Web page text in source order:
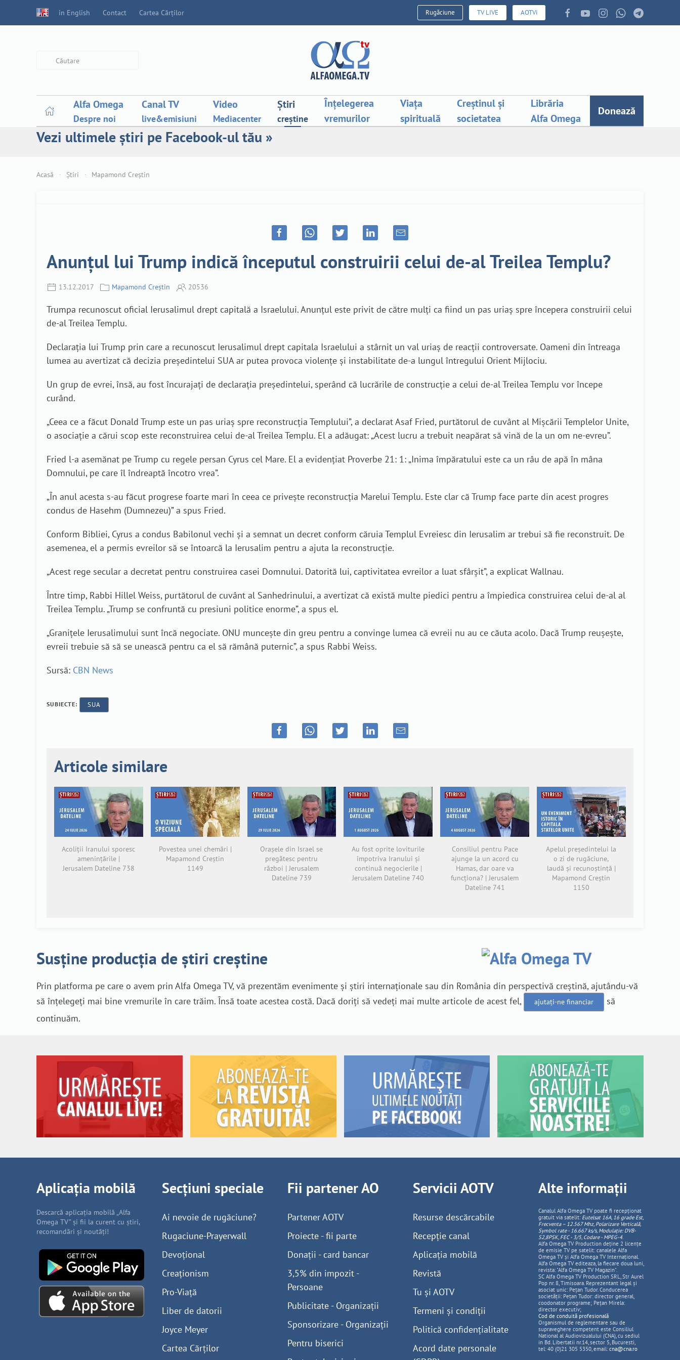
in English Contact Cartea Cărților Rugăciune TV LIVE AOTVi
Alfa Omega
Despre noi
Canal TV
live&emisiuni
Video
Mediacenter
Știri
creștine
Înțelegerea
vremurilor
Viața
spirituală
Creștinul și
societatea
Librăria
Alfa Omega
Donează
Vezi ultimele știri pe Facebook-ul tău »
Acasă Știri Mapamond Creștin
Anunțul lui Trump indică începutul construirii celui de-al Treilea Templu?
13.12.2017 Mapamond Creștin 20536
Trumpa recunoscut oficial Ierusalimul drept capitală a Israelului. Anunțul este privit de către mulți ca fiind un pas uriaș spre începera construirii celui
de-al Treilea Templu.
Declarația lui Trump prin care a recunoscut Ierusalimul drept capitala Israelului a stârnit un val uriaș de reacții controversate. Oameni din întreaga
lumea au avertizat că decizia președintelui SUA ar putea provoca violențe și instabilitate de-a lungul întregului Orient Mijlociu.
Un grup de evrei, însă, au fost încurajați de declarația președintelui, sperând că lucrările de construcție a celui de-al Treilea Templu vor începe
curând.
„Ceea ce a făcut Donald Trump este un pas uriaș spre reconstrucția Templului”, a declarat Asaf Fried, purtătorul de cuvânt al Mișcării Templelor Unite,
o asociație a cărui scop este reconstruirea celui de-al Treilea Templu. El a adăugat: „Acest lucru a trebuit neapărat să vină de la un om ne-evreu”.
Fried l-a asemănat pe Trump cu regele persan Cyrus cel Mare. El a evidențiat Proverbe 21: 1: „Inima împăratului este ca un râu de apă în mâna
Domnului, pe care îl îndreaptă încotro vrea”.
„În anul acesta s-au făcut progrese foarte mari în ceea ce privește reconstrucția Marelui Templu. Este clar că Trump face parte din acest progres
condus de Hasehm (Dumnezeu)” a spus Fried.
Conform Bibliei, Cyrus a condus Babilonul vechi și a semnat un decret conform căruia Templul Evreiesc din Ierusalim ar trebui să fie reconstruit. De
asemenea, el a permis evreilor să se întoarcă la Ierusalim pentru a ajuta la reconstrucție.
„Acest rege secular a decretat pentru construirea casei Domnului. Datorită lui, captivitatea evreilor a luat sfârșit”, a explicat Wallnau.
Între timp, Rabbi Hillel Weiss, purtătorul de cuvânt al Sanhedrinului, a avertizat că există multe piedici pentru a împiedica construirea celui de-al al
Treilea Templu. „Trump se confruntă cu presiuni politice enorme”, a spus el.
„Granițele Ierusalimului sunt încă negociate. ONU muncește din greu pentru a convinge lumea că evreii nu au ce căuta acolo. Dacă Trump reușește,
evreii trebuie să să se unească pentru ca el să rămână puternic”, a spus Rabbi Weiss.
Sursă: CBN News
SUBIECTE: SUA
Articole similare
Acoliții Iranului sporesc
amenințările |
Jerusalem Dateline 738
Povestea unei chemări |
Mapamond Creștin
1149
Orașele din Israel se
pregătesc pentru
război | Jerusalem
Dateline 739
Au fost oprite loviturile
împotriva Iranului și
continuă negocierile |
Jerusalem Dateline 740
Consiliul pentru Pace
ajunge la un acord cu
Hamas, dar oare va
funcționa? | Jerusalem
Dateline 741
Apelul președintelui la
o zi de rugăciune,
laudă și recunoștință |
Mapamond Creștin
1150
Susține producția de știri creștine
Prin platforma pe care o avem prin Alfa Omega TV, vă prezentăm evenimente și știri internaționale sau din România din perspectivă creștină, ajutându-vă
să înțelegeți mai bine vremurile în care trăim. Însă toate acestea costă. Dacă doriți să vedeți mai multe articole de acest fel,
ajutați-ne financiar
să
continuăm.
Aplicația mobilă
Descarcă aplicația mobilă „Alfa
Omega TV” și fii la curent cu știri,
recomandări și noutăți!
Secțiuni speciale
Ai nevoie de rugăciune?
Rugaciune-Prayerwall
Devoțional
Creaționism
Pro-Viață
Liber de datorii
Joyce Meyer
Cartea Cărților
Fii partener AO
Partener AOTV
Proiecte - fii parte
Donații - card bancar
3,5% din impozit -
Persoane
Publicitate - Organizații
Sponsorizare - Organizații
Pentru biserici
Servicii AOTV
Resurse descărcabile
Recepție canal
Aplicația mobilă
Revistă
Tu și AOTV
Termeni și condiții
Politică confidențialitate
Acord date personale
Alte informații
Canalul Alfa Omega TV poate fi recepționat
gratuit via satelit: Eutelsat 16A, 16 grade Est,
Frecventa – 12.567 Mhz, PolarizareVerticală,
Symbol rate - 16.667 ks/s, Modulație: DVB-
S2,8PSK, FEC - 3/5, Codare - MPEG-4.
Alfa Omega TV Production deține 2 licențe
de emisie TV pe satelit: canalele Alfa
Omega TV și Alfa Omega TV Internațional.
Alfa Omega TV editeaza, la fiecare doua luni,
revista: "Alfa Omega TV Magazin".
SC Alfa Omega TV Production SRL, Str Aurel
Pop nr. 8, Timisoara. Reprezentant legal și
asociat unic: Pețan Tudor. Conducerea
societății: Pețan Tudor: director general,
coodonator programe; Pețan Mirela:
director executiv;
Cod de conduită profesională
Organismul de reglementare sau de
supraveghere competent este Consiliul
National al Audiovizualului (CNA), cu sediul
in Bd. Libertatii nr.14, sector 5, Bucuresti,
tel: 40 (0)21 305 5350, email: cna@cna.ro